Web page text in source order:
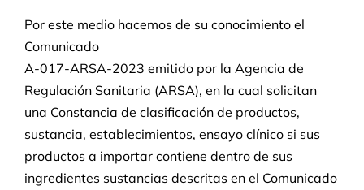
Por este medio hacemos de su conocimiento el
Comunicado
A-017-ARSA-2023 emitido por la Agencia de
Regulación Sanitaria (ARSA), en la cual solicitan
una Constancia de clasificación de productos,
sustancia, establecimientos, ensayo clínico si sus
productos a importar contiene dentro de sus
ingredientes sustancias descritas en el Comunicado